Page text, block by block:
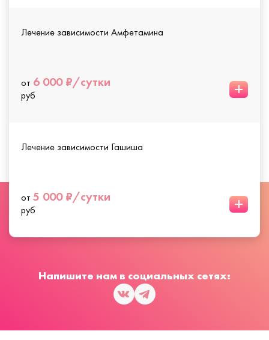
Лечение зависимости Амфетамина
от 6 000 ₽/сутки
руб +
Лечение зависимости Гашиша
от 5 000 ₽/сутки
руб +
Напишите нам в социальных сетях: